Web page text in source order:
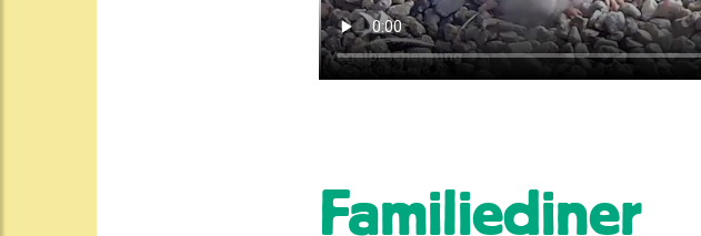
Familiediner